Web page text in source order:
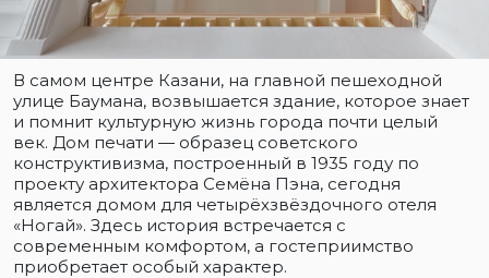
В самом центре Казани, на главной пешеходной
улице Баумана, возвышается здание, которое знает
и помнит культурную жизнь города почти целый
век. Дом печати — образец советского
конструктивизма, построенный в 1935 году по
проекту архитектора Семёна Пэна, сегодня
является домом для четырёхзвёздочного отеля
«Ногай». Здесь история встречается с
современным комфортом, а гостеприимство
приобретает особый характер.